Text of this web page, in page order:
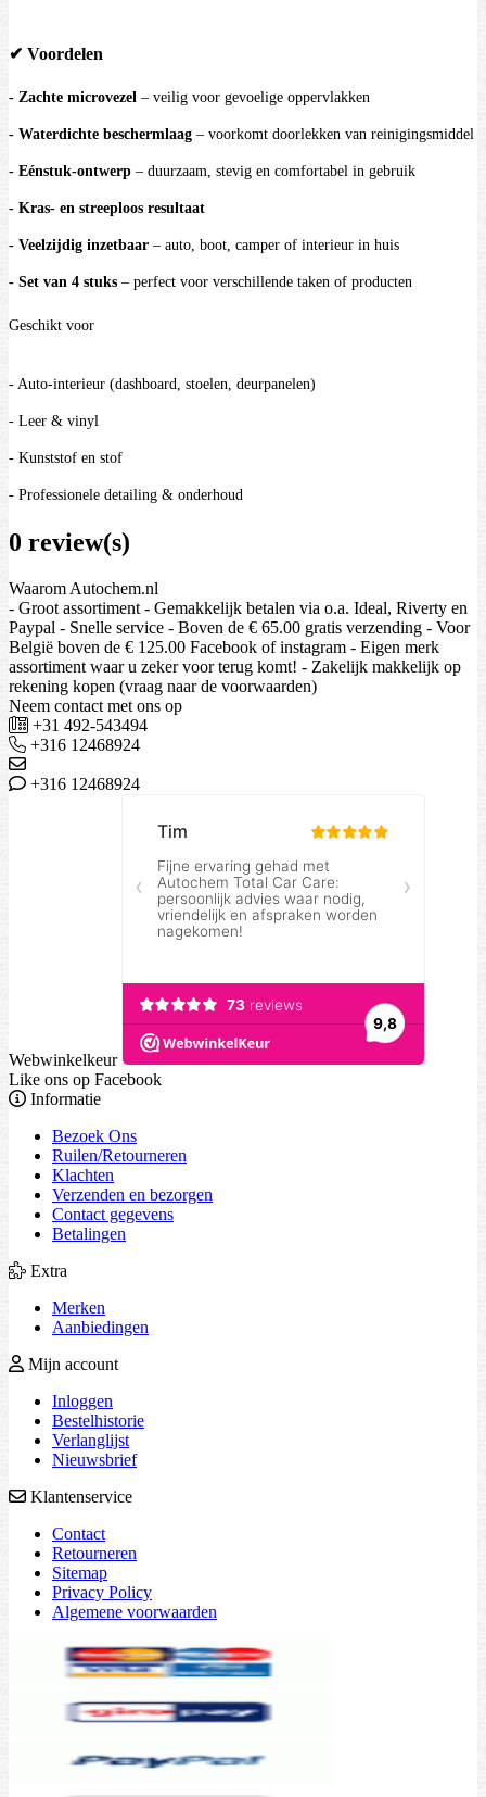
✔ Voordelen
- Zachte microvezel – veilig voor gevoelige oppervlakken
- Waterdichte beschermlaag – voorkomt doorlekken van reinigingsmiddel
- Eénstuk-ontwerp – duurzaam, stevig en comfortabel in gebruik
- Kras- en streeploos resultaat
- Veelzijdig inzetbaar – auto, boot, camper of interieur in huis
- Set van 4 stuks – perfect voor verschillende taken of producten
Geschikt voor
- Auto-interieur (dashboard, stoelen, deurpanelen)
- Leer & vinyl
- Kunststof en stof
- Professionele detailing & onderhoud
0 review(s)
Waarom Autochem.nl
- Groot assortiment - Gemakkelijk betalen via o.a. Ideal, Riverty en
Paypal - Snelle service - Boven de € 65.00 gratis verzending - Voor
België boven de € 125.00 Facebook of instagram - Eigen merk
assortiment waar u zeker voor terug komt! - Zakelijk makkelijk op
rekening kopen (vraag naar de voorwaarden)
Neem contact met ons op
+31 492-543494
+316 12468924
+316 12468924
Webwinkelkeur
Like ons op Facebook
Informatie
Bezoek Ons
Ruilen/Retourneren
Klachten
Verzenden en bezorgen
Contact gegevens
Betalingen
Extra
Merken
Aanbiedingen
Mijn account
Inloggen
Bestelhistorie
Verlanglijst
Nieuwsbrief
Klantenservice
Contact
Retourneren
Sitemap
Privacy Policy
Algemene voorwaarden